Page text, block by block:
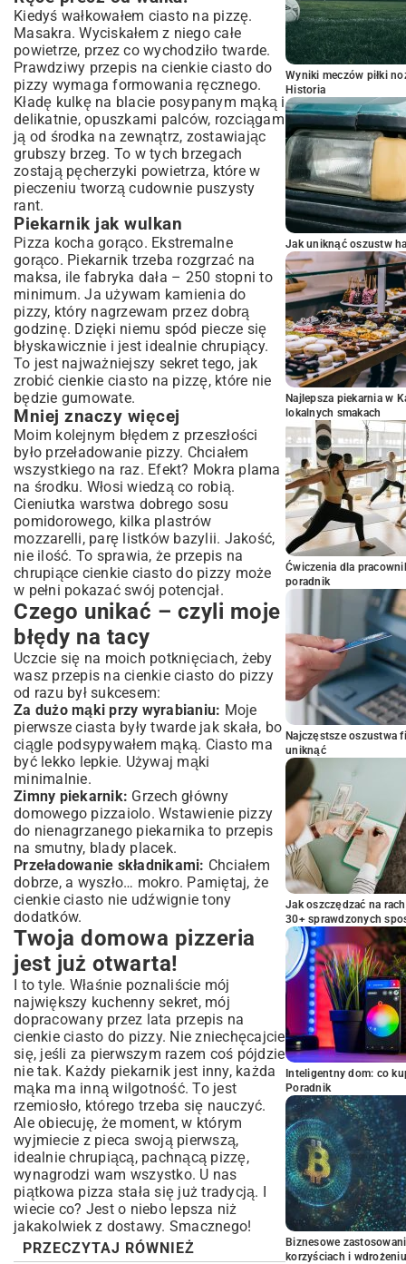
Kiedyś wałkowałem ciasto na pizzę.
Masakra. Wyciskałem z niego całe
powietrze, przez co wychodziło twarde.
Prawdziwy przepis na cienkie ciasto do
pizzy wymaga formowania ręcznego.
Kładę kulkę na blacie posypanym mąką i
delikatnie, opuszkami palców, rozciągam
ją od środka na zewnątrz, zostawiając
grubszy brzeg. To w tych brzegach
zostają pęcherzyki powietrza, które w
pieczeniu tworzą cudownie puszysty
rant.
Piekarnik jak wulkan
Pizza kocha gorąco. Ekstremalne
gorąco. Piekarnik trzeba rozgrzać na
maksa, ile fabryka dała – 250 stopni to
minimum. Ja używam kamienia do
pizzy, który nagrzewam przez dobrą
godzinę. Dzięki niemu spód piecze się
błyskawicznie i jest idealnie chrupiący.
To jest najważniejszy sekret tego, jak
zrobić cienkie ciasto na pizzę, które nie
będzie gumowate.
Mniej znaczy więcej
Moim kolejnym błędem z przeszłości
było przeładowanie pizzy. Chciałem
wszystkiego na raz. Efekt? Mokra plama
na środku. Włosi wiedzą co robią.
Cieniutka warstwa dobrego sosu
pomidorowego, kilka plastrów
mozzarelli, parę listków bazylii. Jakość,
nie ilość. To sprawia, że przepis na
chrupiące cienkie ciasto do pizzy może
w pełni pokazać swój potencjał.
Czego unikać – czyli moje
błędy na tacy
Uczcie się na moich potknięciach, żeby
wasz przepis na cienkie ciasto do pizzy
od razu był sukcesem:
Za dużo mąki przy wyrabianiu: Moje
pierwsze ciasta były twarde jak skała, bo
ciągle podsypywałem mąką. Ciasto ma
być lekko lepkie. Używaj mąki
minimalnie.
Zimny piekarnik: Grzech główny
domowego pizzaiolo. Wstawienie pizzy
do nienagrzanego piekarnika to przepis
na smutny, blady placek.
Przeładowanie składnikami: Chciałem
dobrze, a wyszło… mokro. Pamiętaj, że
cienkie ciasto nie udźwignie tony
dodatków.
Twoja domowa pizzeria
jest już otwarta!
I to tyle. Właśnie poznaliście mój
największy kuchenny sekret, mój
dopracowany przez lata przepis na
cienkie ciasto do pizzy. Nie zniechęcajcie
się, jeśli za pierwszym razem coś pójdzie
nie tak. Każdy piekarnik jest inny, każda
mąka ma inną wilgotność. To jest
rzemiosło, którego trzeba się nauczyć.
Ale obiecuję, że moment, w którym
wyjmiecie z pieca swoją pierwszą,
idealnie chrupiącą, pachnącą pizzę,
wynagrodzi wam wszystko. U nas
piątkowa pizza stała się już tradycją. I
wiecie co? Jest o niebo lepsza niż
jakakolwiek z dostawy. Smacznego!
PRZECZYTAJ RÓWNIEŻ
Wyniki meczów piłki
Historia
Jak uniknąć oszustw
Najlepsza piekarnia w
lokalnych smakach
Ćwiczenia dla
poradnik
Najczęstsze oszustwa
uniknąć
Jak oszczędzać na
30+ sprawdzonych
Inteligentny dom: co
Poradnik
Biznesowe
korzyściach i wdrożeniu